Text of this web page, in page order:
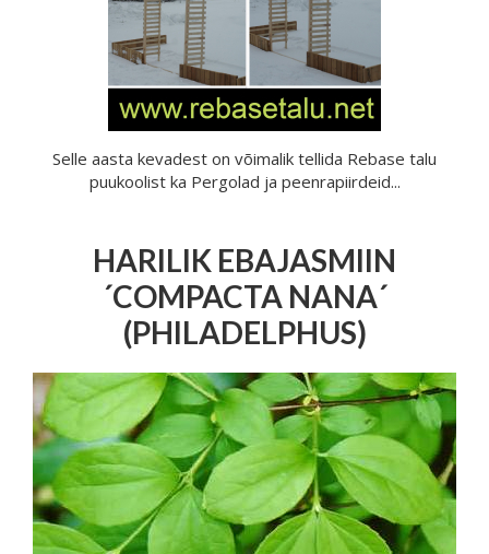
Selle aasta kevadest on võimalik tellida Rebase talu
puukoolist ka Pergolad ja peenrapiirdeid...
HARILIK EBAJASMIIN
´COMPACTA NANA´
(PHILADELPHUS)